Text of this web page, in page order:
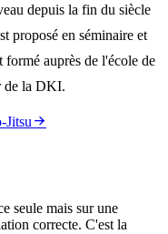
depuis la fin du siècle
proposé en séminaire et
auprès de l'école de
de la DKI.
Jitsu
seule mais sur une
correcte. C'est la